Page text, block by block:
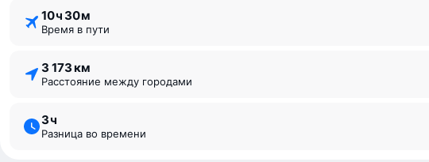
10 ⁠ч 30 ⁠м
Время в пути
3 173 км
Расстояние между городами
3 ⁠ч
Разница во времени